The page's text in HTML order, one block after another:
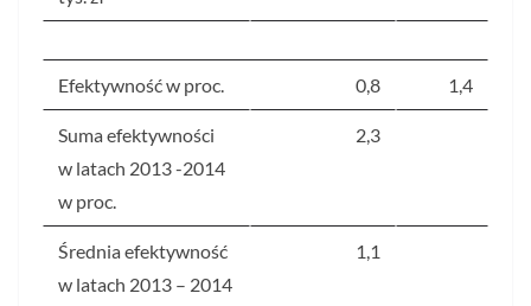
Efektywność w proc. 0,8 1,4
Suma efektywności
w latach 2013 -2014
w proc.
2,3
Średnia efektywność
w latach 2013 – 2014
1,1